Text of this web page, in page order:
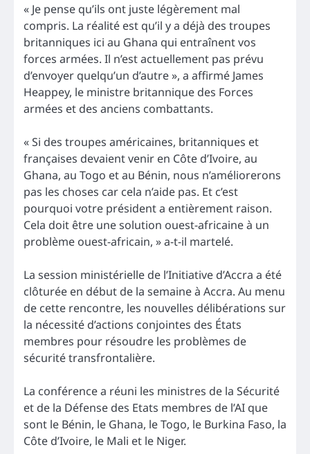
« Je pense qu’ils ont juste légèrement mal
compris. La réalité est qu’il y a déjà des troupes
britanniques ici au Ghana qui entraînent vos
forces armées. Il n’est actuellement pas prévu
d’envoyer quelqu’un d’autre », a affirmé James
Heappey, le ministre britannique des Forces
armées et des anciens combattants.
« Si des troupes américaines, britanniques et
françaises devaient venir en Côte d’Ivoire, au
Ghana, au Togo et au Bénin, nous n’améliorerons
pas les choses car cela n’aide pas. Et c’est
pourquoi votre président a entièrement raison.
Cela doit être une solution ouest-africaine à un
problème ouest-africain, » a-t-il martelé.
La session ministérielle de l’Initiative d’Accra a été
clôturée en début de la semaine à Accra. Au menu
de cette rencontre, les nouvelles délibérations sur
la nécessité d’actions conjointes des États
membres pour résoudre les problèmes de
sécurité transfrontalière.
La conférence a réuni les ministres de la Sécurité
et de la Défense des Etats membres de l’AI que
sont le Bénin, le Ghana, le Togo, le Burkina Faso, la
Côte d’Ivoire, le Mali et le Niger.